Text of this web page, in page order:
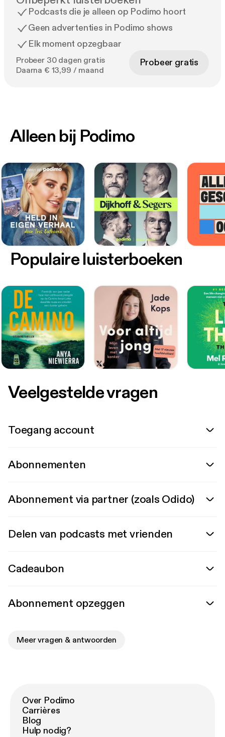
Podcasts die je alleen op Podimo hoort
Geen advertenties in Podimo shows
Elk moment opzegbaar
Probeer 30 dagen gratis
Daarna € 13,99 / maand
Probeer gratis
Alleen bij Podimo
Populaire luisterboeken
Veelgestelde vragen
Toegang account
Abonnementen
Abonnement via partner (zoals Odido)
Delen van podcasts met vrienden
Cadeaubon
Abonnement opzeggen
Meer vragen & antwoorden
Over Podimo
Carrières
Blog
Hulp nodig?